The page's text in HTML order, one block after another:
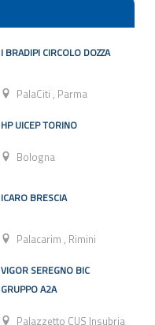
I BRADIPI CIRCOLO DOZZA
PalaCiti, Parma
HP UICEP TORINO
Bologna
ICARO BRESCIA
Palacarim, Rimini
VIGOR SEREGNO BIC
GRUPPO A2A
Palazzetto CUS Insubria